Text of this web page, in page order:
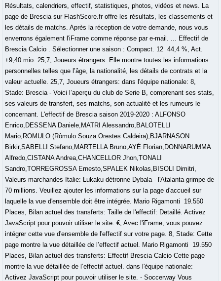
Résultats, calendriers, effectif, statistiques, photos, vidéos et news. La
page de Brescia sur FlashScore.fr offre les résultats, les classements et
les détails de matchs. Après la réception de votre demande, nous vous
enverrons également l'iFrame comme réponse par e-mail. ... Effectif de
Brescia Calcio . Sélectionner une saison : Compact. 12 44,4 %, Act.
+9,40 mio. 25,7, Joueurs étrangers: Elle montre toutes les informations
personnelles telles que l’âge, la nationalité, les détails de contrats et la
valeur actuelle. 25,7, Joueurs étrangers: dans l'équipe nationale: 8,
Stade: Brescia - Voici l’aperçu du club de Serie B, comprenant ses stats,
ses valeurs de transfert, ses matchs, son actualité et les rumeurs le
concernant. L'effectif de Brescia saison 2019-2020 : ALFONSO
Enrico,DESSENA Daniele,MATRI Alessandro,BALOTELLI
Mario,ROMULO (Rômulo Souza Orestes Caldeira),BJARNASON
Birkir,SABELLI Stefano,MARTELLA Bruno,AYÉ Florian,DONNARUMMA
Alfredo,CISTANA Andrea,CHANCELLOR Jhon,TONALI
Sandro,TORREGROSSA Ernesto,SPALEK Nikolas,BISOLI Dimitri,
Valeurs marchandes Italie: Lukaku détronne Dybala - l'Atalanta grimpe de
70 millions. Veuillez ajouter les informations sur la page d'accueil sur
laquelle la vue d'ensemble doit être intégrée. Mario Rigamonti 19.550
Places, Bilan actuel des transferts: Taille de l'effectif: Detaillé. Activez
JavaScript pour pouvoir utiliser le site. €, Avec l'iFrame, vous pouvez
intégrer cette vue d'ensemble de l'effectif sur votre page. 8, Stade: Cette
page montre la vue détaillée de l’effectif actuel. Mario Rigamonti 19.550
Places, Bilan actuel des transferts: Effectif Brescia Calcio Cette page
montre la vue détaillée de l’effectif actuel. dans l'équipe nationale:
Activez JavaScript pour pouvoir utiliser le site. - Soccerway Vous